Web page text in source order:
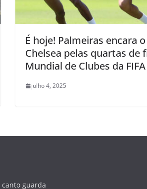
É hoje! Palmeiras encara o
Chelsea pelas quartas de
Mundial de Clubes da FIFA
julho 4, 2025
guarda